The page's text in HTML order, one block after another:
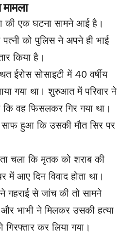
की एक घटना सामने आई है।
को पुलिस ने अपने ही भाई
किया है।
ईरोस सोसाइटी में 40 वर्षीय
गया था। शुरुआत में परिवार ने
वह फिसलकर गिर गया था।
में साफ हुआ कि उसकी मौत सिर पर
चला कि मृतक को शराब की
आए दिन विवाद होता था।
से जांच की तो सामने
भाभी ने मिलकर उसकी हत्या
कर लिया गया।